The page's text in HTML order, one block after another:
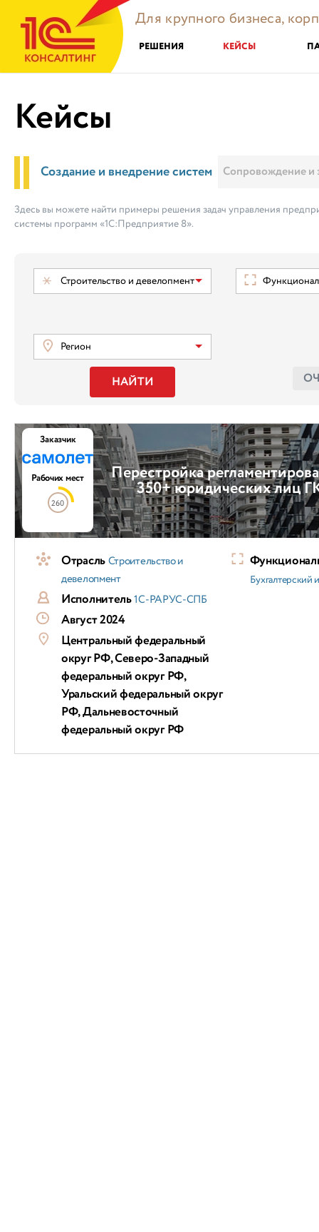
Для крупного бизнеса,
РЕШЕНИЯ КЕЙСЫ
Кейсы
Создание и внедрение систем Сопровождение и
Здесь вы можете найти примеры решения задач управления
системы программ «1С:Предприятие 8».
Строительство и девелопмент
Регион
НАЙТИ
Перестройка
350+ юридических лиц
Заказчик
Рабочих мест
260
ОтрасльСтроительство и
девелопмент
Исполнитель1С-РАРУС-СПБ
Август 2024
Центральный федеральный
округ РФ, Северо-Западный
федеральный округ РФ,
Уральский федеральный округ
РФ, Дальневосточный
федеральный округ РФ
Бухгалтерский